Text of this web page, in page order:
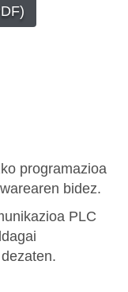
programazioa
bidez.
PLC